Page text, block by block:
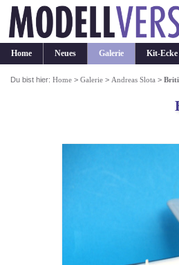
Home Neues Galerie Kit-Ecke
Du bist hier:Home >Galerie > Andreas Slota >